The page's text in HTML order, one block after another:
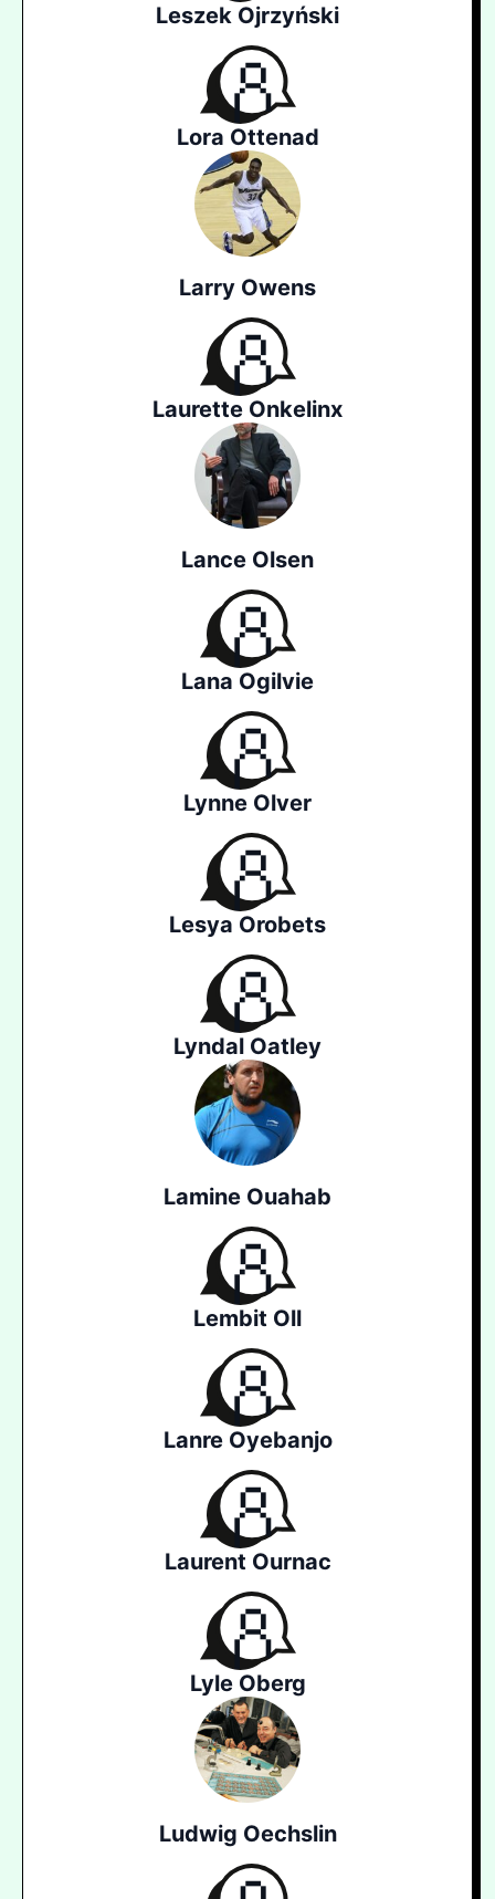
Leszek Ojrzyński
Lora Ottenad
Larry Owens
Laurette Onkelinx
Lance Olsen
Lana Ogilvie
Lynne Olver
Lesya Orobets
Lyndal Oatley
Lamine Ouahab
Lembit Oll
Lanre Oyebanjo
Laurent Ournac
Lyle Oberg
Ludwig Oechslin